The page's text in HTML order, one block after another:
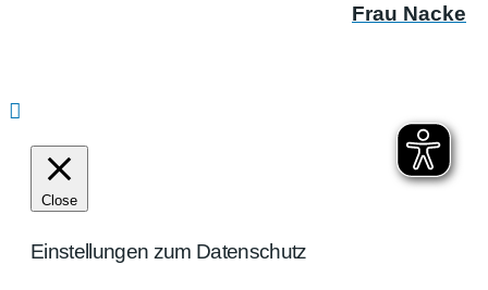
Frau Nacke
Close
Einstellungen zum Datenschutz